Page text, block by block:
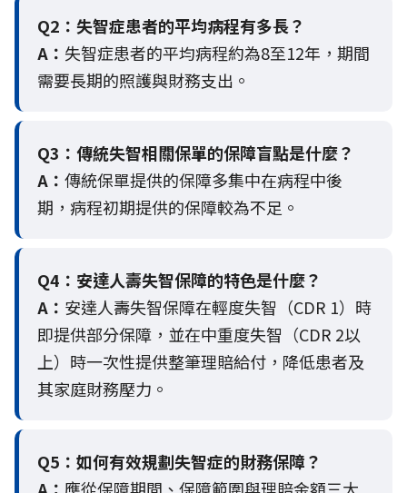
Q2： 失智症患者的平均病程有多長？
A： 失智症患者的平均病程約為8至12年，期間
需要長期的照護與財務支出。
Q3： 傳統失智相關保單的保障盲點是什麼？
A： 傳統保單提供的保障多集中在病程中後
期，病程初期提供的保障較為不足。
Q4： 安達人壽失智保障的特色是什麼？
A： 安達人壽失智保障在輕度失智（CDR 1）時
即提供部分保障，並在中重度失智（CDR 2以
上）時一次性提供整筆理賠給付，降低患者及
其家庭財務壓力。
Q5： 如何有效規劃失智症的財務保障？